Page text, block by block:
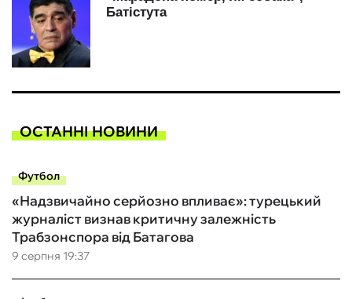
ОСТАННІ НОВИНИ
Футбол
9 серпня 19:37
«Надзвичайно серйозно впливає»: турецький
журналіст визнав критичну залежність
Трабзонспора від Батагова